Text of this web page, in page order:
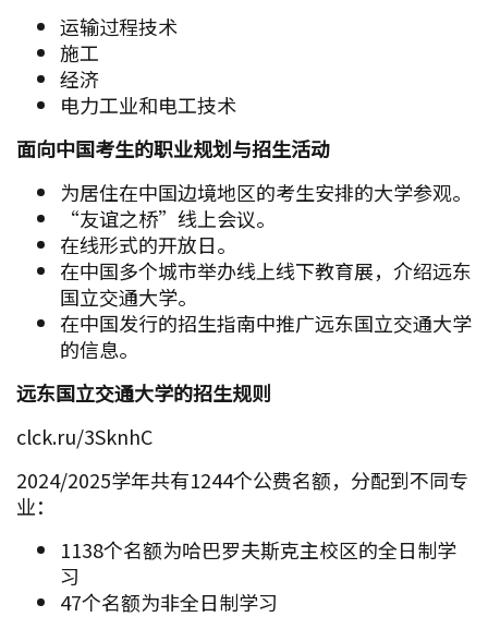
运输过程技术
施工
经济
电力工业和电工技术
面向中国考生的职业规划与招生活动
为居住在中国边境地区的考生安排的大学参观。
“友谊之桥”线上会议。
在线形式的开放日。
在中国多个城市举办线上线下教育展，介绍远东
国立交通大学。
在中国发行的招生指南中推广远东国立交通大学
的信息。
远东国立交通大学的招生规则
clck.ru/3SknhC
2024/2025学年共有1244个公费名额，分配到不同专
业：
1138个名额为哈巴罗夫斯克主校区的全日制学
习
47个名额为非全日制学习